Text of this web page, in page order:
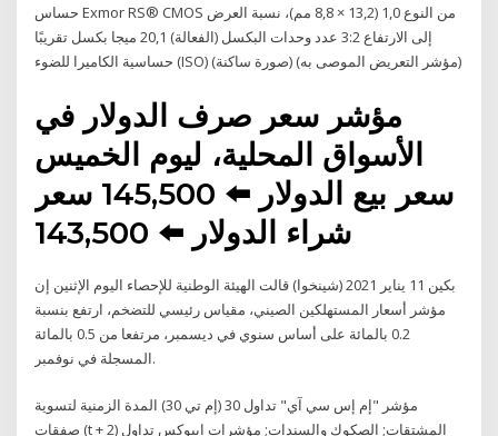
حساس Exmor RS® CMOS من النوع 1,0 (13,2 × 8,8 مم)، نسبة العرض
إلى الارتفاع 3:2 عدد وحدات البكسل (الفعالة) 20,1 ميجا بكسل تقريبًا
حساسية الكاميرا للضوء (ISO) (صورة ساكنة) (مؤشر التعريض الموصى به)
مؤشر سعر صرف الدولار في
الأسواق المحلية، ليوم الخميس
سعر بيع الدولار ⬅️ 145,500 سعر
شراء الدولار ⬅️ 143,500
بكين 11 يناير 2021 (شينخوا) قالت الهيئة الوطنية للإحصاء اليوم الإثنين إن
مؤشر أسعار المستهلكين الصيني، مقياس رئيسي للتضخم، ارتفع بنسبة
0.2 بالمائة على أساس سنوي في ديسمبر، مرتفعا من 0.5 بالمائة
المسجلة في نوفمبر.
مؤشر "إم إس سي آي" تداول 30 (إم تي 30) المدة الزمنية لتسوية
صفقات (t + 2) المشتقات; الصكوك والسندات; مؤشرات ايبوكس تداول